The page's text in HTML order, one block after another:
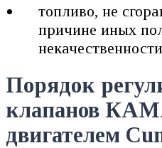
топливо, не
причине иных
Порядок
клапанов
двигателем